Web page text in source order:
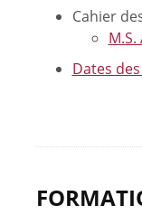
Cahier
Dates